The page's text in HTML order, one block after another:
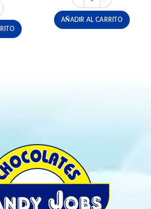
FRANCESA DULCELGAL X 250 GR cantidad
AÑADIR AL CARRITO